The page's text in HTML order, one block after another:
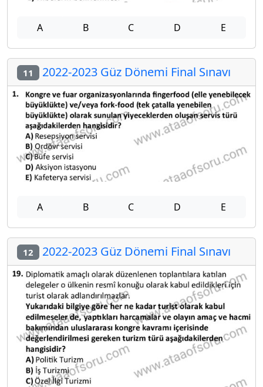
A B C D E
11 2022-2023 Güz Dönemi Final Sınavı
A B C D E
12 2022-2023 Güz Dönemi Final Sınavı